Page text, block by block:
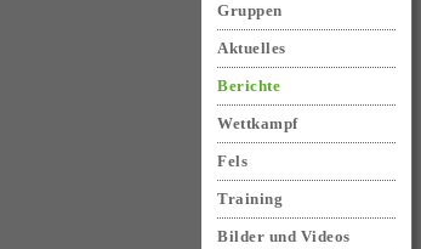
Gruppen
Aktuelles
Berichte
Wettkampf
Fels
Training
Bilder und Videos